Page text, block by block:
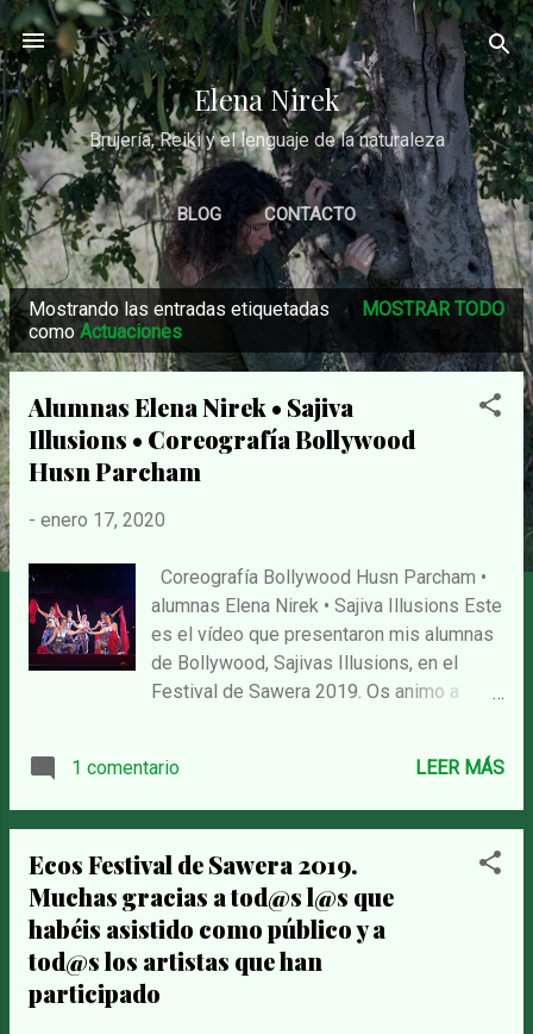
Ir al contenido principal
Elena Nirek
Brujería, Reiki y el lenguaje de la naturaleza
BLOG CONTACTO
E
n
Mostrando las entradas etiquetadas
como Actuaciones
MOSTRAR TODO
Alumnas Elena Nirek • Sajiva
Illusions • Coreografía Bollywood
Husn Parcham
- enero 17, 2020
Coreografía Bollywood Husn Parcham •
alumnas Elena Nirek • Sajiva Illusions Este
es el vídeo que presentaron mis alumnas
de Bollywood, Sajivas Illusions, en el
Festival de Sawera 2019. Os animo a
1 comentario
LEER MÁS
Ecos Festival de Sawera 2019.
Muchas gracias a tod@s l@s que
habéis asistido como público y a
tod@s los artistas que han
participado